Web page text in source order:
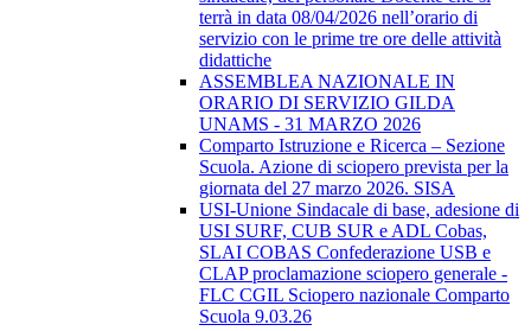
terrà in data 08/04/2026 nell’orario di
servizio con le prime tre ore delle attività
didattiche
ASSEMBLEA NAZIONALE IN
ORARIO DI SERVIZIO GILDA
UNAMS - 31 MARZO 2026
Comparto Istruzione e Ricerca – Sezione
Scuola. Azione di sciopero prevista per la
giornata del 27 marzo 2026. SISA
USI-Unione Sindacale di base, adesione di
USI SURF, CUB SUR e ADL Cobas,
SLAI COBAS Confederazione USB e
CLAP proclamazione sciopero generale -
FLC CGIL Sciopero nazionale Comparto
Scuola 9.03.26